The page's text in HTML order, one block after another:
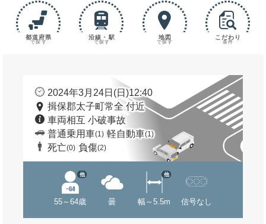
都道府県
で探す
沿線・駅
で探す
地図
で探す
こだわり
条件
2024年3月24日(日)12:40
揖保郡太子町常全 付近
車両相互 小破事故
普通乗用車(1) 軽自動車(1)
死亡(0) 負傷(2)
55～64歳
他
曇 幅～5.5m
他
信号なし